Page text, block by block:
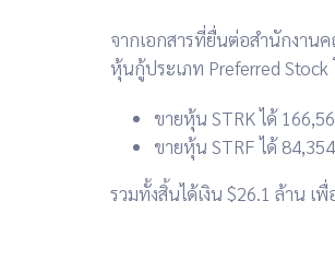
จากเอกสารที่ยื่นต่อสำนักงาน
หุ้นกู้ประเภท Preferred Stock
ขายหุ้น STRK ได้
ขายหุ้น STRF ได้
รวมทั้งสิ้นได้เงิน $26.1 ล้าน เ